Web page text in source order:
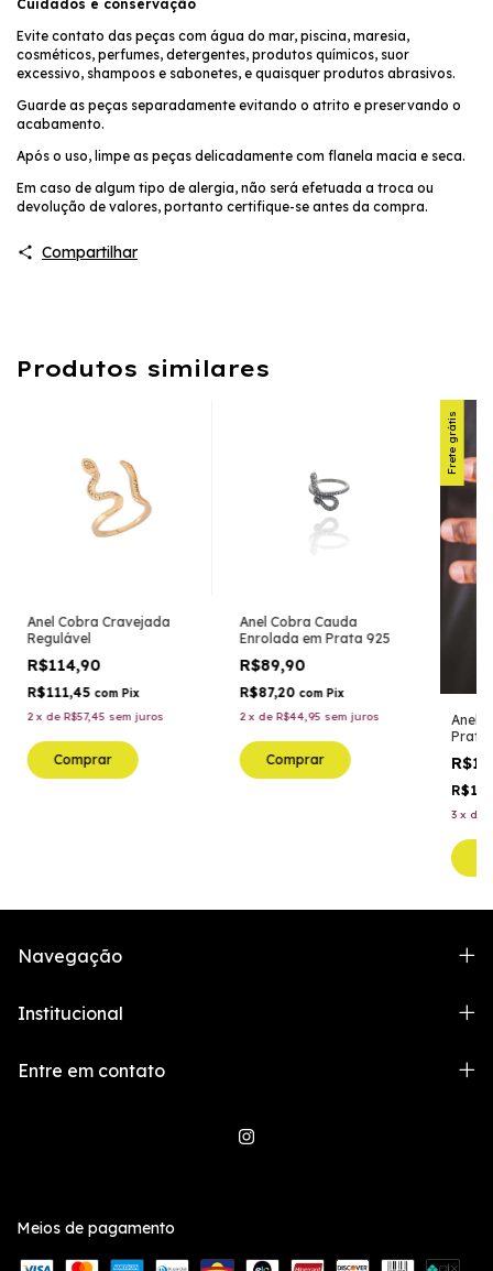
Cuidados e conservação
Evite contato das peças com água do mar, piscina, maresia,
cosméticos, perfumes, detergentes, produtos químicos, suor
excessivo, shampoos e sabonetes, e quaisquer produtos abrasivos.
Guarde as peças separadamente evitando o atrito e preservando o
acabamento.
Após o uso, limpe as peças delicadamente com flanela macia e seca.
Em caso de algum tipo de alergia, não será efetuada a troca ou
devolução de valores, portanto certifique-se antes da compra.
Compartilhar
Produtos similares
Anel Cobra Cravejada
Regulável
R$114,90
R$111,45 com Pix
2 x de R$57,45 sem juros
Comprar
Anel Cobra Cauda
Enrolada em Prata 925
R$89,90
R$87,20 com Pix
2 x de R$44,95 sem juros
Comprar
Frete grátis
Anel
Prata
3 x de
Navegação
Institucional
Entre em contato
Meios de pagamento